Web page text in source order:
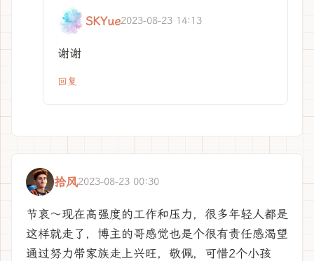
SKYue2023-08-23 14:13
谢谢
回复
拾风2023-08-23 00:30
节哀～现在高强度的工作和压力，很多年轻人都是
这样就走了，博主的哥感觉也是个很有责任感渴望
通过努力带家族走上兴旺，敬佩，可惜2个小孩